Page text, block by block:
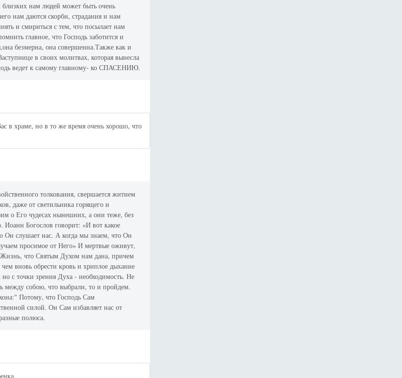
нам людей может быть очень
нам даются скорби, страдания и нам
и смириться с тем, что посылает нам
главное, что Господь заботится и
безмерна, она совершенна.Также как и
в своих молитвах, которая вынесла
ведет к самому главному- ко СПАСЕНИЮ.
в храме, но в то же время очень хорошо, что
толкования, свершается житием
даже от светильника горящего и
о Его чудесах нынешних, а они теже, без
Иоанн Богослов говорит: «И вот какое
Он слушает нас. А когда мы знаем, что Он
просимое от Него» И мертвые оживут,
что Святым Духом нам дана, причем
вновь обрести кровь и хриплое дыхание
с точки зрения Духа - необходимость. Не
между собою, что выбрали, то и пройдем.
Потому, что Господь Сам
силой. Он Сам избавляет нас от
полюса.